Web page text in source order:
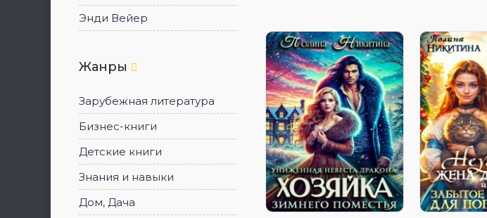
Энди Вейер
Жанры
Зарубежная литература
Бизнес-книги
Детские книги
Знания и навыки
Дом, Дача